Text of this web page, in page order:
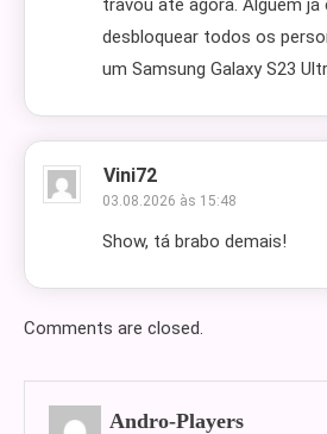
travou até agora. Alguém já
desbloquear todos os
um Samsung Galaxy S23
Vini72
03.08.2026 às 15:48
Show, tá brabo demais!
Comments are closed.
Andro-Players